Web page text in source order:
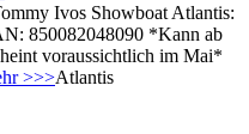
Ivos Showboat Atlantis:
850082048090 *Kann ab
voraussichtlich im Mai*
>>>Atlantis